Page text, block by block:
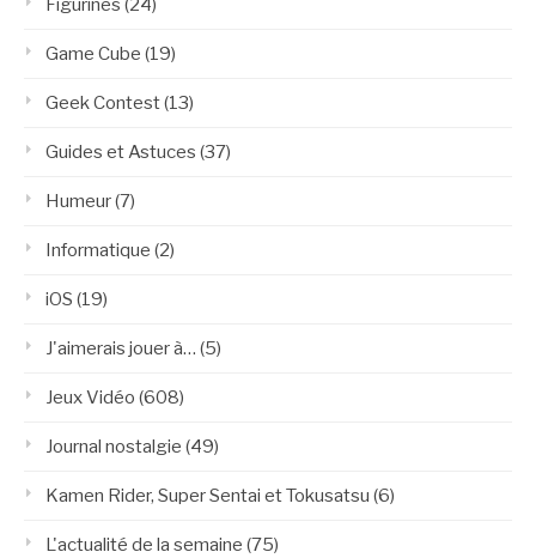
Figurines (24)
Game Cube (19)
Geek Contest(13)
Guides et Astuces (37)
Humeur(7)
Informatique (2)
iOS (19)
J'aimerais jouer à… (5)
Jeux Vidéo (608)
Journal nostalgie (49)
Kamen Rider, Super Sentai et Tokusatsu (6)
L'actualité de la semaine (75)